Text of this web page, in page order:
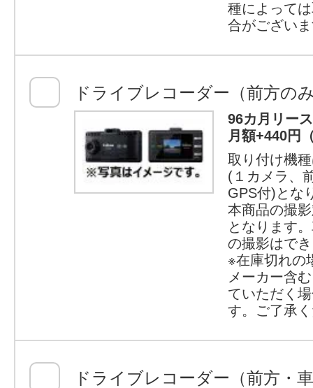
種によって
合がござい
ドライブレコーダー（前方の
96カ月リー
月額+440円
取り付け機
(１カメラ、
GPS付)とな
本商品の撮
となります
の撮影はで
※在庫切れの
メーカー含
ていただく
す。ご了承
ドライブレコーダー（前方・